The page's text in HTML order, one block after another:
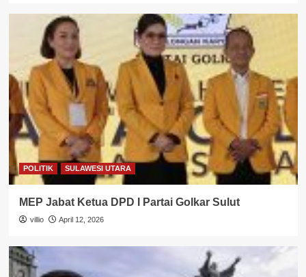
POLITIK SULAWESI UTARA
MEP Jabat Ketua DPD I Partai Golkar Sulut
villio April 12, 2026